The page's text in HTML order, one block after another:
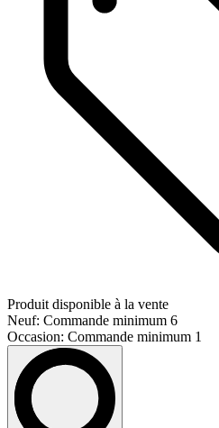
Produit disponible à la vente
Neuf: Commande minimum 6
Occasion: Commande minimum 1